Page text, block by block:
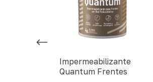
Impermeabilizante
Quantum Frentes